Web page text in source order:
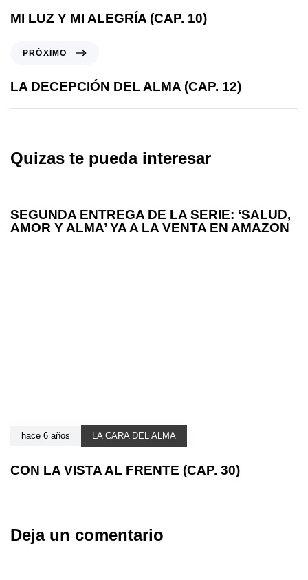
MI LUZ Y MI ALEGRÍA (CAP. 10)
PRÓXIMO
LA DECEPCIÓN DEL ALMA (CAP. 12)
Quizas te pueda interesar
SEGUNDA ENTREGA DE LA SERIE: ‘SALUD,
AMOR Y ALMA’ YA A LA VENTA EN AMAZON
hace 6 años LA CARA DEL ALMA
CON LA VISTA AL FRENTE (CAP. 30)
Deja un comentario